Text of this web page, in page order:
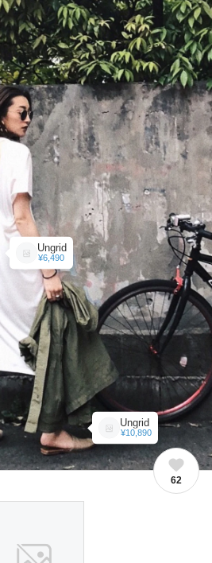
Ungrid
¥6,490
Ungrid
¥10,890
62